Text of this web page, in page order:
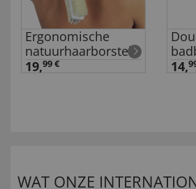
Ergonomische
natuurhaarborstel
19,99 €
lang
14,
WAT ONZE